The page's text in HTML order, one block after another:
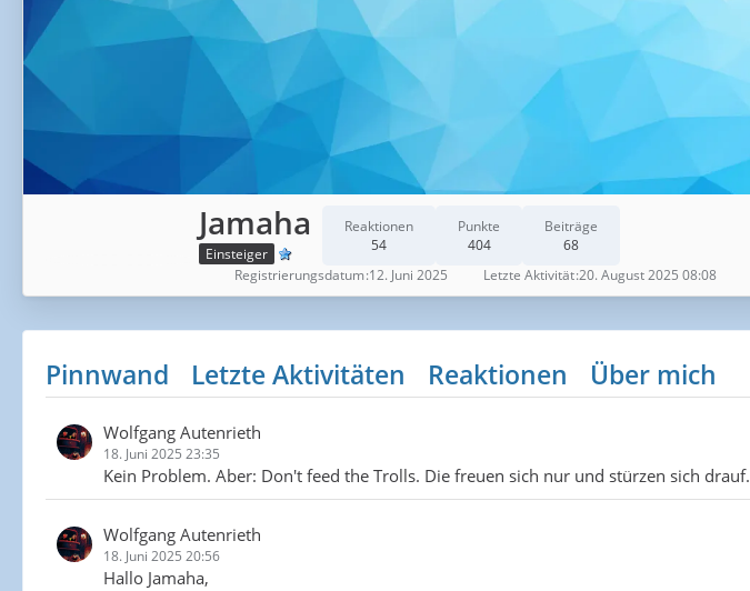
Jamaha
Einsteiger
Reaktionen
54
Punkte
404
Beiträge
68
Registrierungsdatum 12. Juni 2025 Letzte Aktivität 20. August 2025 08:08
Pinnwand Letzte Aktivitäten Reaktionen Über mich
Wolfgang Autenrieth
18. Juni 2025 23:35
Kein Problem. Aber: Don't feed the Trolls. Die freuen sich nur und stürzen sich drauf.
Wolfgang Autenrieth
18. Juni 2025 20:56
Hallo Jamaha,